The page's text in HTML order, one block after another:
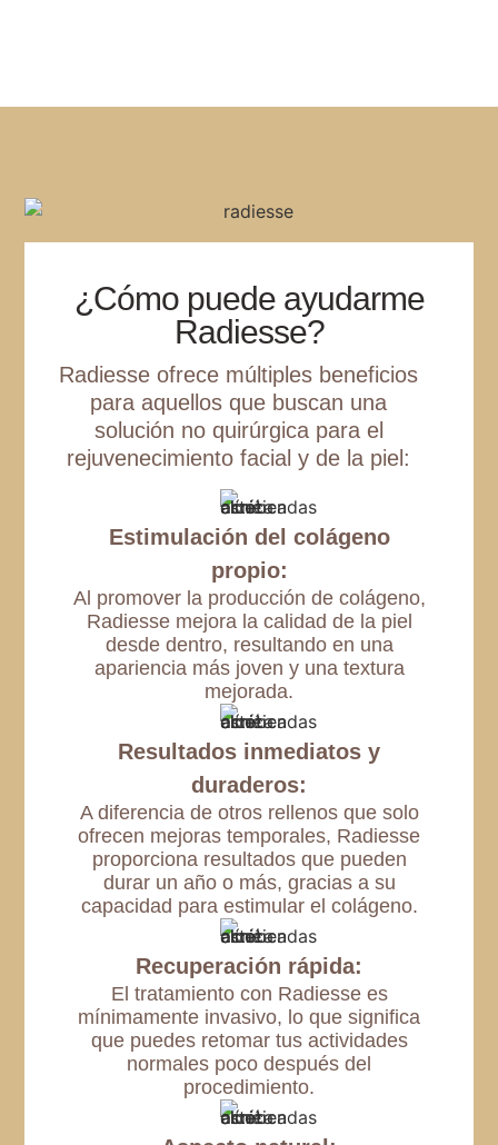
¿Cómo puede ayudarme
Radiesse?
Radiesse ofrece múltiples beneficios
para aquellos que buscan una
solución no quirúrgica para el
rejuvenecimiento facial y de la piel:
Estimulación del colágeno
propio:
Al promover la producción de colágeno,
Radiesse mejora la calidad de la piel
desde dentro, resultando en una
apariencia más joven y una textura
mejorada.
Resultados inmediatos y
duraderos:
A diferencia de otros rellenos que solo
ofrecen mejoras temporales, Radiesse
proporciona resultados que pueden
durar un año o más, gracias a su
capacidad para estimular el colágeno.
Recuperación rápida:
El tratamiento con Radiesse es
mínimamente invasivo, lo que significa
que puedes retomar tus actividades
normales poco después del
procedimiento.